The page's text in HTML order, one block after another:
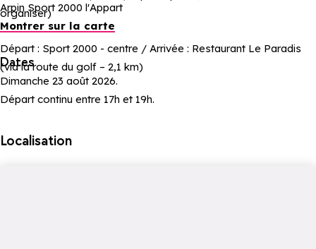
organiser)
Départ : Sport 2000 - centre / Arrivée : Restaurant Le Paradis
(via la route du golf – 2,1 km)
Arpin Sport 2000 l'Appart
Montrer sur la carte
Dates
Dimanche 23 août 2026.
Départ continu entre 17h et 19h.
Localisation